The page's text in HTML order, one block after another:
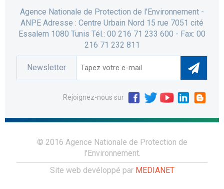
Agence Nationale de Protection de l'Environnement -
ANPE Adresse : Centre Urbain Nord 15 rue 7051 cité
Essalem 1080 Tunis Tél.: 00 216 71 233 600 - Fax: 00
216 71 232 811
Newsletter
Rejoignez-nous sur
© 2016 Agence Nationale de Protection de
l'Environnement.
Site web devéloppé par MEDIANET